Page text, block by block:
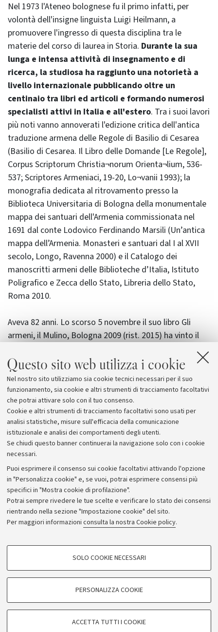
Questo sito web utilizza i cookie
Nel nostro sito utilizziamo sia cookie tecnici necessari per il suo
funzionamento, sia cookie e altri strumenti di tracciamento facoltativi
che potrai attivare solo con il tuo consenso.
Cookie e altri strumenti di tracciamento facoltativi sono usati per
analisi statistiche, misure sull'efficacia della comunicazione
istituzionale e analisi dei comportamenti degli utenti.
Se chiudi questo banner continuerai la navigazione solo con i cookie
necessari.
Puoi esprimere il consenso sui cookie facoltativi attivando l'opzione
in "Personalizza cookie" e, se vuoi, potrai esprimere consensi più
specifici in "Mostra cookie di profilazione".
Potrai sempre rivedere le tue scelte e verificare lo stato dei consensi
rientrando nella sezione "Impostazione cookie" del sito.
Per maggiori informazioni consulta la nostra Cookie policy.
COOKIE DI PROFILAZIONE - FACOLTATIVI
COOKIE TECNICI - NECESSARI
SOLO COOKIE NECESSARI
PERSONALIZZA COOKIE
ACCETTA TUTTI I COOKIE
Nel 1973 l'Ateneo bolognese fu il primo infatti, per
volontà dell'insigne linguista Luigi Heilmann, a
promuovere l'ingresso di questa disciplina tra le
materie del corso di laurea in Storia. Durante la sua
lunga e intensa attività di insegnamento e di
ricerca, la studiosa ha raggiunto una notorietà a
livello internazionale pubblicando oltre un
centinaio tra libri ed articoli e formando numerosi
specialisti attivi in Italia e all'estero. Tra i suoi lavori
più noti vanno annoverati l'edizione critica dell'antica
traduzione armena delle Regole di Basilio di Cesarea
(Basilio di Cesarea. Il Libro delle Domande [Le Regole],
Corpus Scriptorum Christia¬norum Orienta¬lium, 536-
537; Scriptores Armeniaci, 19-20, Lo¬vanii 1993); la
monografia dedicata al ritrovamento presso la
Biblioteca Universitaria di Bologna della monumentale
mappa dei santuari dell'Armenia commissionata nel
1691 dal conte Lodovico Ferdinando Marsili (Un’antica
mappa dell’Armenia. Monasteri e santuari dal I al XVII
secolo, Longo, Ravenna 2000) e il Catalogo dei
manoscritti armeni delle Biblioteche d’Italia, Istituto
Poligrafico e Zecca dello Stato, Libreria dello Stato,
Roma 2010.
Aveva 82 anni. Lo scorso 5 novembre il suo libro Gli
armeni, il Mulino, Bologna 2009 (rist. 2015) ha vinto il
premio Alessandro Tassoni di Modena nel settore della
saggistica.
La cerimonia funebre si svolgerà l'1 dicembre presso il
Duomo di Parma, alle 11.
Archivio
Comunicati stampa
Redazione
Rassegna stampa
© Copyright 2026 - ALMA MATER STUDIORUM - Università di
Bologna - Via Zamboni, 33 - 40126 Bologna - PI: 01131710376 -
CF: 80007010376